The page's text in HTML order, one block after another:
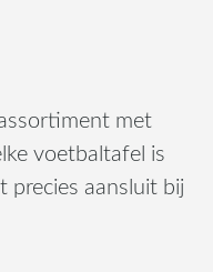
met
voetbaltafel is
precies aansluit bij